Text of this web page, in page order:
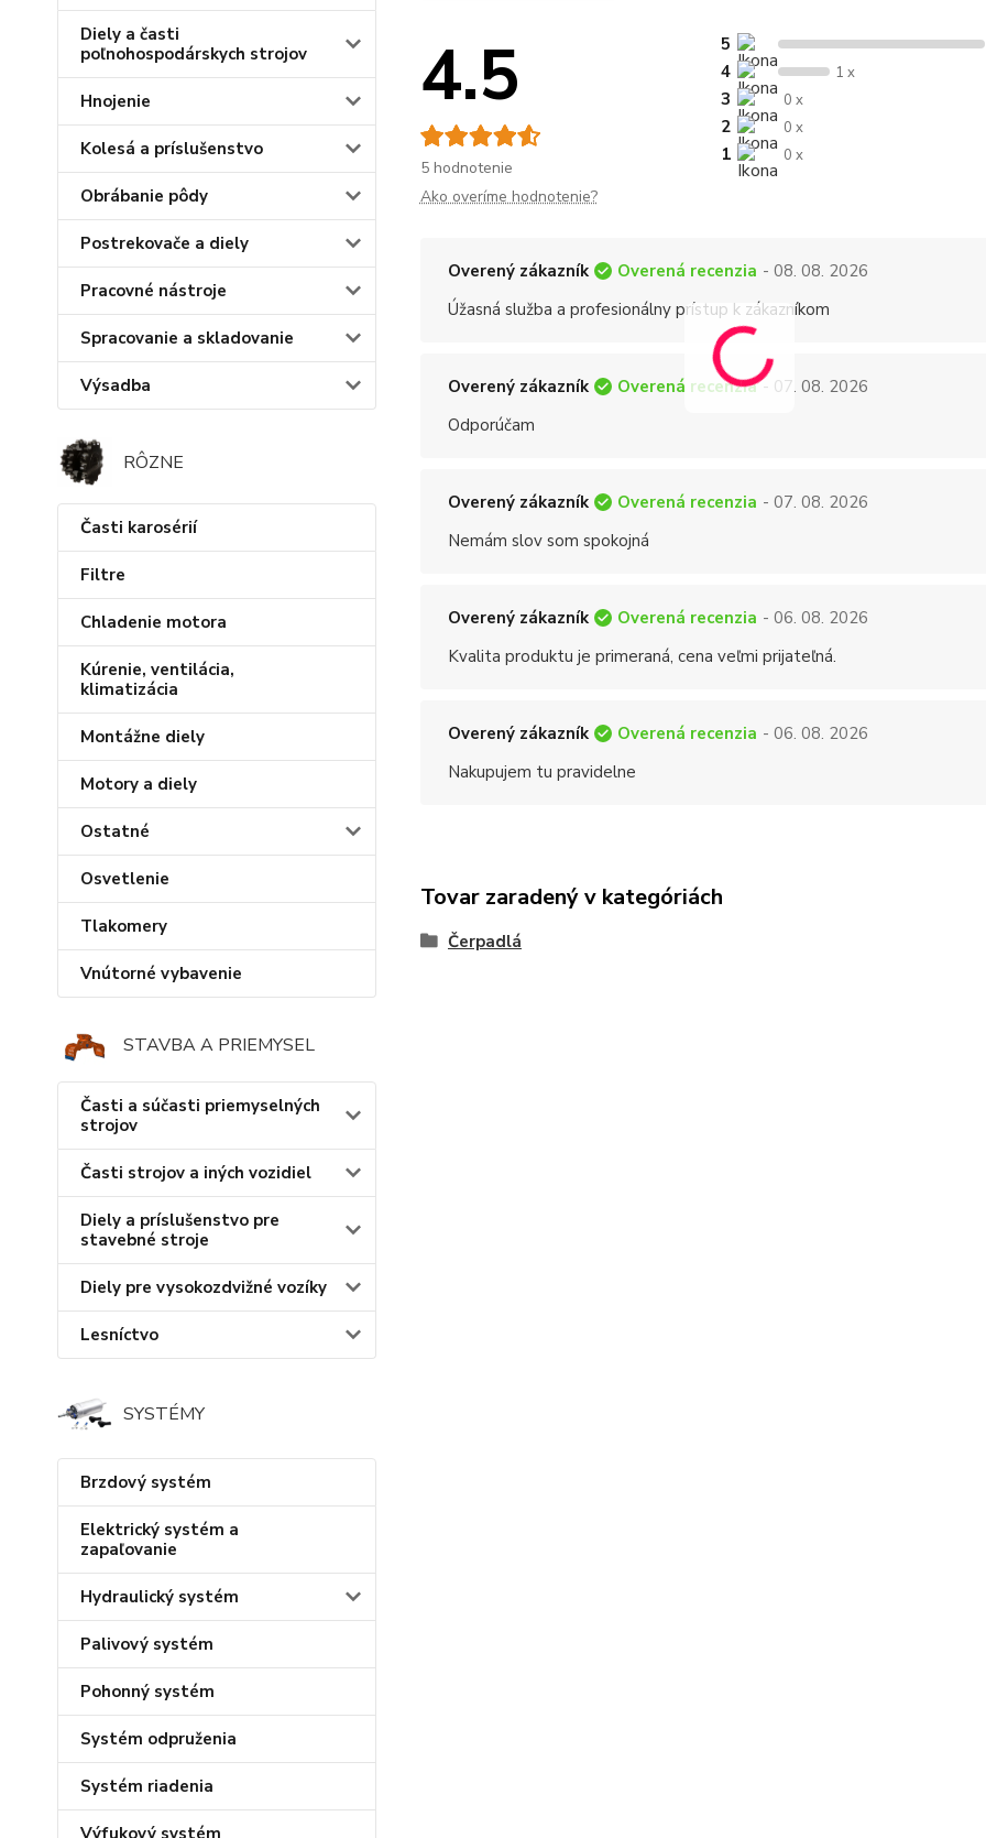
Diely a časti
poľnohospodárskych strojov
Hnojenie
Kolesá a príslušenstvo
Obrábanie pôdy
Postrekovače a diely
Pracovné nástroje
Spracovanie a skladovanie
Výsadba
RÔZNE
Časti karosérií
Filtre
Chladenie motora
Kúrenie, ventilácia,
klimatizácia
Montážne diely
Motory a diely
Ostatné
Osvetlenie
Tlakomery
Vnútorné vybavenie
STAVBA A PRIEMYSEL
Časti a súčasti priemyselných
strojov
Časti strojov a iných vozidiel
Diely a príslušenstvo pre
stavebné stroje
Diely pre vysokozdvižné vozíky
Lesníctvo
SYSTÉMY
Brzdový systém
Elektrický systém a
zapaľovanie
Hydraulický systém
Palivový systém
Pohonný systém
Systém odpruženia
Systém riadenia
4.5
5 hodnotenie
5
4
1 x
3 0 x
2 0 x
1 0 x
Ako overíme hodnotenie?
Overený zákazník Overená recenzia - 08. 08. 2026
Úžasná služba a profesionálny prístup k zákazníkom
Overený zákazník Overená recenzia - 07. 08. 2026
Odporúčam
Overený zákazník Overená recenzia - 07. 08. 2026
Nemám slov som spokojná
Overený zákazník Overená recenzia - 06. 08. 2026
Kvalita produktu je primeraná, cena veľmi prijateľná.
Overený zákazník Overená recenzia - 06. 08. 2026
Nakupujem tu pravidelne
Tovar zaradený v kategóriách
Čerpadlá